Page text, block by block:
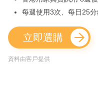
每週使用3次、每日25
立即選購
資料由客戶提供